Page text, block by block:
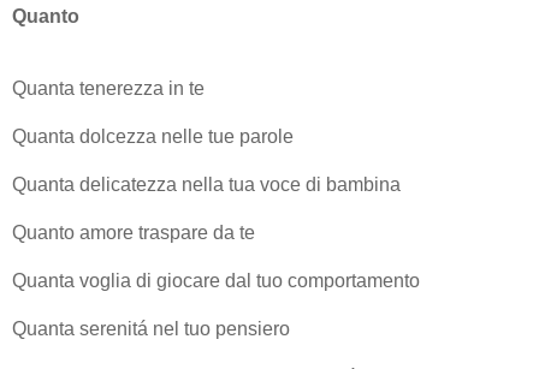
Quanto
Quanta tenerezza in te
Quanta dolcezza nelle tue parole
Quanta delicatezza nella tua voce di bambina
Quanto amore traspare da te
Quanta voglia di giocare dal tuo comportamento
Quanta serenitá nel tuo pensiero